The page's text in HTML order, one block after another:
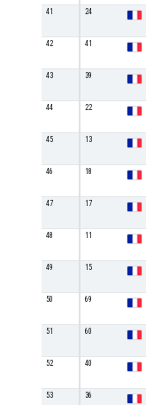
41 24
42 41
43 39
44 22
45 13
46 18
47 17
48 11
49 15
50 69
51 60
52 40
53 36